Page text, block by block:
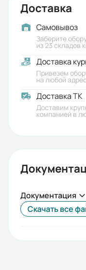
80
Гарантия,
2
Срок
6
Вес (кг):
Доставка
Самовывоз
Заберите
из 23 складов
Доставка
Привезем
на любой
Доставка ТК
Доставим
компанией в
Документация
Скачать все